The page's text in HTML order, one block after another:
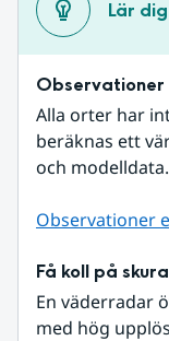
Lär
Alla orter har
beräknas ett
och modelldata.
Observationer
Få koll på
En väderradar
med hög